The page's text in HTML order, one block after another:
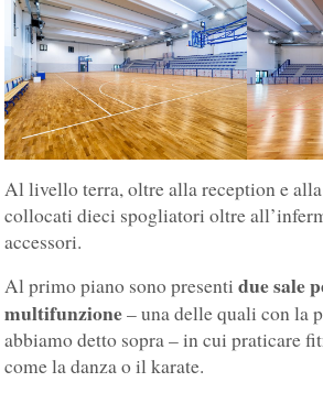
Al livello terra, oltre alla reception e alla
collocati dieci spogliatori oltre
accessori.
Al primo piano sono presentidue sale
multifunzione– una delle quali con la
abbiamo detto sopra – in cui praticare
come la danza o il karate.